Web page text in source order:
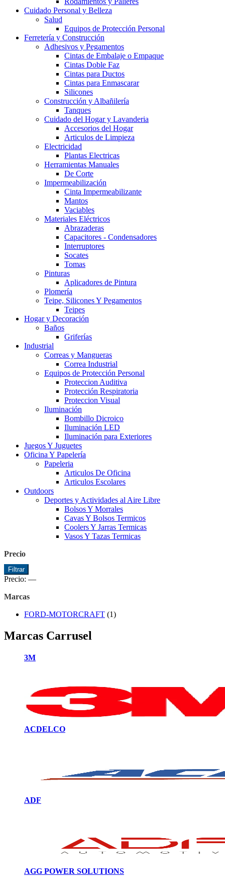
Cuidado Personal y Belleza
Salud
Equipos de Protección Personal
Ferretería y Construcción
Adhesivos y Pegamentos
Cintas de Embalaje o Empaque
Cintas Doble Faz
Cintas para Ductos
Cintas para Enmascarar
Silicones
Construcción y Albañilería
Tanques
Cuidado del Hogar y Lavanderia
Accesorios del Hogar
Articulos de Limpieza
Electricidad
Plantas Electricas
Herramientas Manuales
De Corte
Impermeabilización
Cinta Impermeabilizante
Mantos
Vaciables
Materiales Eléctricos
Abrazaderas
Capacitores - Condensadores
Interruptores
Socates
Tomas
Pinturas
Aplicadores de Pintura
Plomería
Teipe, Silicones Y Pegamentos
Teipes
Hogar y Decoración
Baños
Griferías
Industrial
Correas y Mangueras
Correa Industrial
Equipos de Protección Personal
Proteccion Auditiva
Protección Respiratoria
Proteccion Visual
Iluminación
Bombillo Dicroico
Iluminación LED
Iluminación para Exteriores
Juegos Y Juguetes
Oficina Y Papelería
Papeleria
Articulos De Oficina
Articulos Escolares
Outdoors
Deportes y Actividades al Aire Libre
Bolsos Y Morrales
Cavas Y Bolsos Termicos
Coolers Y Jarras Termicas
Vasos Y Tazas Termicas
Precio
Precio
mínimo
Precio
máximo
Filtrar
Precio: —
Marcas
FORD-MOTORCRAFT (1)
Marcas Carrusel
3M
ACDELCO
ADF
AGG POWER SOLUTIONS